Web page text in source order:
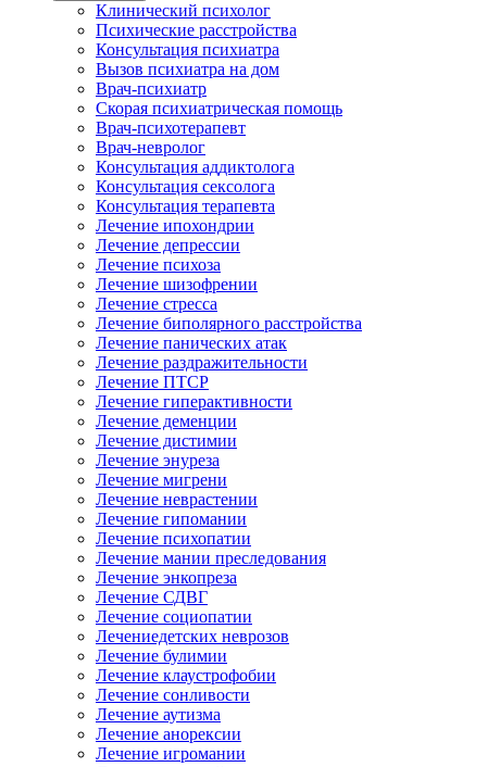
Клинический психолог
Психические расстройства
Консультация психиатра
Вызов психиатра на дом
Врач-психиатр
Скорая психиатрическая помощь
Врач-психотерапевт
Врач-невролог
Консультация аддиктолога
Консультация сексолога
Консультация терапевта
Лечение ипохондрии
Лечение депрессии
Лечение психоза
Лечение шизофрении
Лечение стресса
Лечение биполярного расстройства
Лечение панических атак
Лечение раздражительности
Лечение ПТСР
Лечение гиперактивности
Лечение деменции
Лечение дистимии
Лечение энуреза
Лечение мигрени
Лечение неврастении
Лечение гипомании
Лечение психопатии
Лечение мании преследования
Лечение энкопреза
Лечение СДВГ
Лечение социопатии
Лечениедетских неврозов
Лечение булимии
Лечение клаустрофобии
Лечение сонливости
Лечение аутизма
Лечение анорексии
Лечение игромании